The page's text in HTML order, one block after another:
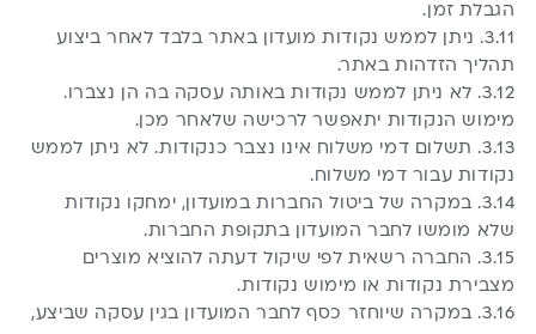
הגבלת זמן.
3.11. ניתן לממש נקודות מועדון באתר בלבד לאחר ביצוע
תהליך הזדהות באתר.
3.12. לא ניתן לממש נקודות באותה עסקה בה הן נצברו.
מימוש הנקודות יתאפשר לרכישה שלאחר מכן.
3.13. תשלום דמי משלוח אינו נצבר כנקודות. לא ניתן לממש
נקודות עבור דמי משלוח.
3.14. במקרה של ביטול החברות במועדון, ימחקו נקודות
שלא מומשו לחבר המועדון בתקופת החברות.
3.15. החברה רשאית לפי שיקול דעתה להוציא מוצרים
מצבירת נקודות או מימוש נקודות.
3.16. במקרה שיוחזר כסף לחבר המועדון בגין עסקה שביצע,